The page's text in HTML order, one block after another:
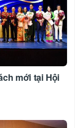
mới tại Hội